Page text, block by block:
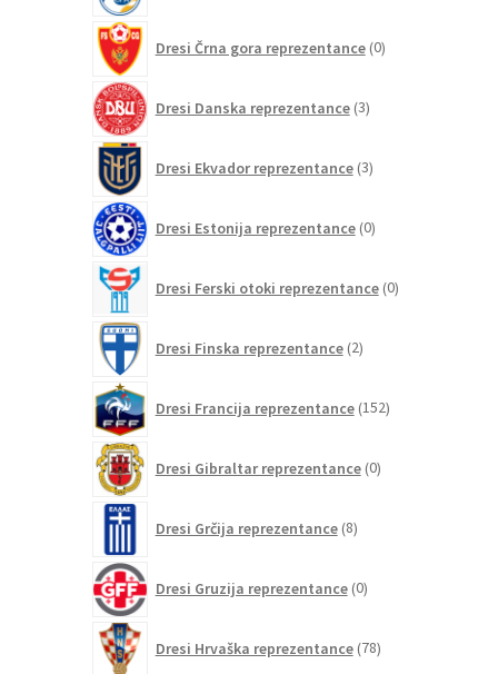
Dresi Črna gora reprezentance 0izdelkov
Dresi Danska reprezentance 3izdelki
Dresi Ekvador reprezentance 3izdelki
Dresi Estonija reprezentance 0izdelkov
Dresi Ferski otoki reprezentance 0izdelkov
Dresi Finska reprezentance 2izdelka
Dresi Francija reprezentance 152izdelkov
Dresi Gibraltar reprezentance 0izdelkov
Dresi Grčija reprezentance 8izdelkov
Dresi Gruzija reprezentance 0izdelkov
Dresi Hrvaška reprezentance 78izdelkov